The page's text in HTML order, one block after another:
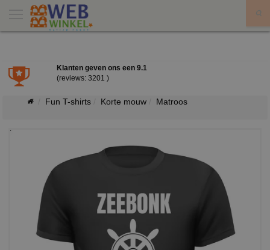
Klanten geven ons een 9.1
(reviews: 3201 )
Fun T-shirts Korte mouw Matroos